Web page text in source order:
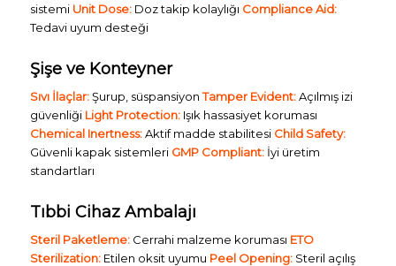
sistemi Unit Dose:Doz takip kolaylığı Compliance Aid:
Tedavi uyum desteği
Şişe ve Konteyner
Sıvı İlaçlar:Şurup, süspansiyonTamper Evident:Açılmış izi
güvenliği Light Protection:Işık hassasiyet koruması
Chemical Inertness:Aktif madde stabilitesi Child Safety:
Güvenli kapak sistemleri GMP Compliant:İyi üretim
standartları
Tıbbi Cihaz Ambalajı
Steril Paketleme:Cerrahi malzeme koruması ETO
Sterilization:Etilen oksit uyumu Peel Opening:Steril açılış